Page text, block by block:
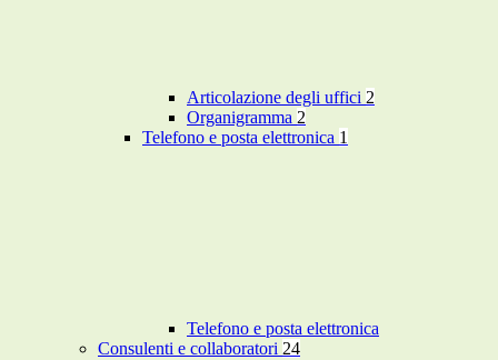
Articolazione degli uffici 2
Organigramma 2
Telefono e posta elettronica 1
Telefono e posta elettronica
Consulenti e collaboratori 24